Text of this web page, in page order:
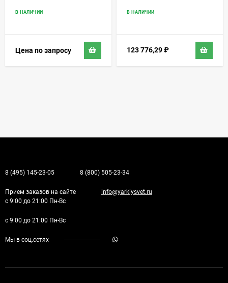
В НАЛИЧИИ
Цена по запросу
В НАЛИЧИИ
123 776,29₽
8 (495) 145-23-05 8 (800) 505-23-34
Прием заказов на сайте
с 9:00 до 21:00 Пн-Вс
info@yarkiysvet.ru
с 9:00 до 21:00 Пн-Вс
Мы в соц.сетях